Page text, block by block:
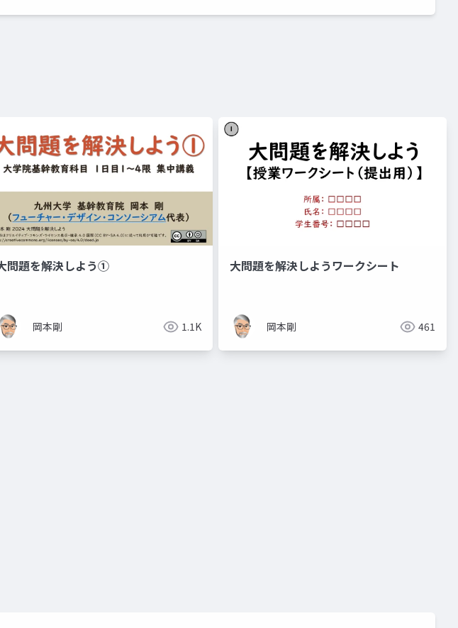
問題を解決しよう①
岡本剛 1.1K
大問題を解決しようワークシート
岡本剛 461